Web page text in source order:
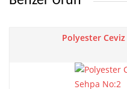
Polyester